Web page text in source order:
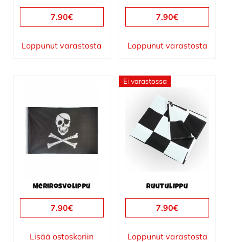
7.90€
Loppunut varastosta
7.90€
Loppunut varastosta
Merirosvolippu
7.90€
Lisää ostoskoriin
Ei varastossa
Ruutulippu
7.90€
Loppunut varastosta